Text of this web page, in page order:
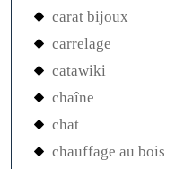
carat bijoux
carrelage
catawiki
chaîne
chat
chauffage au bois